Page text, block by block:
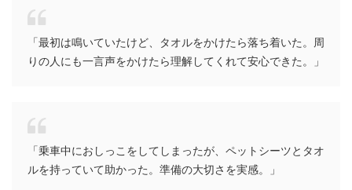
「最初は鳴いていたけど、タオルをかけたら落ち着いた。周
りの人にも一言声をかけたら理解してくれて安心できた。」
「乗車中におしっこをしてしまったが、ペットシーツとタオ
ルを持っていて助かった。準備の大切さを実感。」